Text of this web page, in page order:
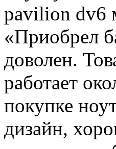
pavilion dv6
«Приобрел
доволен.
работает
покупке
дизайн,